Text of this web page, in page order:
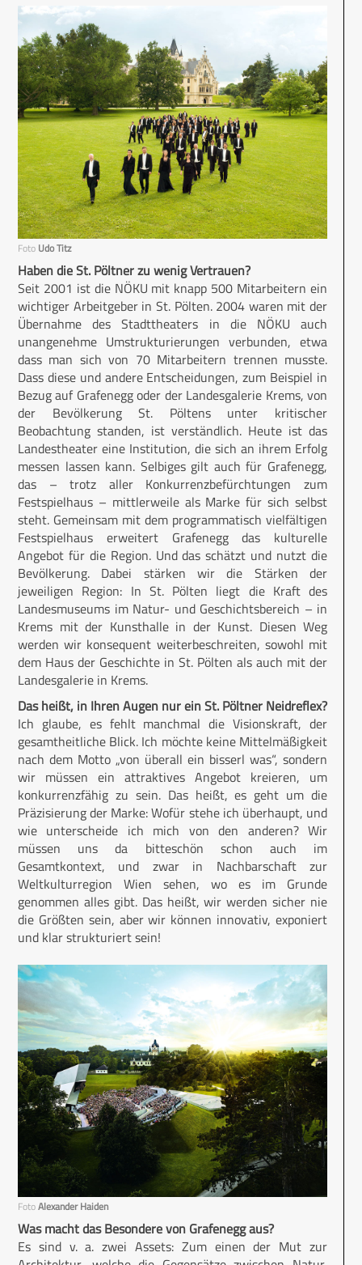
Foto Udo Titz
Haben die St. Pöltner zu wenig Vertrauen?
Seit 2001 ist die NÖKU mit knapp 500 Mitarbeitern ein
wichtiger Arbeitgeber in St. Pölten. 2004 waren mit der
Übernahme des Stadttheaters in die NÖKU auch
unangenehme Umstrukturierungen verbunden, etwa
dass man sich von 70 Mitarbeitern trennen musste.
Dass diese und andere Entscheidungen, zum Beispiel in
Bezug auf Grafenegg oder der Landesgalerie Krems, von
der Bevölkerung St. Pöltens unter kritischer
Beobachtung standen, ist verständlich. Heute ist das
Landestheater eine Institution, die sich an ihrem Erfolg
messen lassen kann. Selbiges gilt auch für Grafenegg,
das – trotz aller Konkurrenzbefürchtungen zum
Festspielhaus – mittlerweile als Marke für sich selbst
steht. Gemeinsam mit dem programmatisch vielfältigen
Festspielhaus erweitert Grafenegg das kulturelle
Angebot für die Region. Und das schätzt und nutzt die
Bevölkerung. Dabei stärken wir die Stärken der
jeweiligen Region: In St. Pölten liegt die Kraft des
Landesmuseums im Natur- und Geschichtsbereich – in
Krems mit der Kunsthalle in der Kunst. Diesen Weg
werden wir konsequent weiterbeschreiten, sowohl mit
dem Haus der Geschichte in St. Pölten als auch mit der
Landesgalerie in Krems.
Das heißt, in Ihren Augen nur ein St. Pöltner Neidreflex?
Ich glaube, es fehlt manchmal die Visionskraft, der
gesamtheitliche Blick. Ich möchte keine Mittelmäßigkeit
nach dem Motto „von überall ein bisserl was“, sondern
wir müssen ein attraktives Angebot kreieren, um
konkurrenzfähig zu sein. Das heißt, es geht um die
Präzisierung der Marke: Wofür stehe ich überhaupt, und
wie unterscheide ich mich von den anderen? Wir
müssen uns da bitteschön schon auch im
Gesamtkontext, und zwar in Nachbarschaft zur
Weltkulturregion Wien sehen, wo es im Grunde
genommen alles gibt. Das heißt, wir werden sicher nie
die Größten sein, aber wir können innovativ, exponiert
und klar strukturiert sein!
FotoAlexander Haiden
Was macht das Besondere von Grafenegg aus?
Es sind v. a. zwei Assets: Zum einen der Mut zur